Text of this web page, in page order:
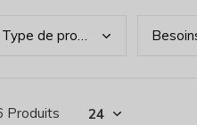
Type de produits Beso
Produits